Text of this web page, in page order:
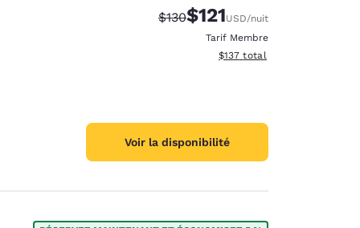
Tarif barré :
$130Tarif réduit :
$121USD/nuit
Tarif Membre
Afficher les détails du total
$137 total
Voir la disponibilité